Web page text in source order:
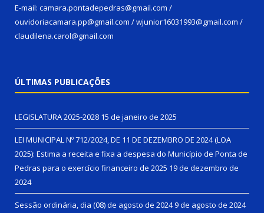
E-mail: camara.pontadepedras@gmail.com /
ouvidoriacamara.pp@gmail.com / wjunior16031993@gmail.com /
claudilena.carol@gmail.com
ÚLTIMAS PUBLICAÇÕES
LEGISLATURA 2025-2028 15 de janeiro de 2025
LEI MUNICIPAL Nº 712/2024, DE 11 DE DEZEMBRO DE 2024 (LOA
2025): Estima a receita e fixa a despesa do Município de Ponta de
Pedras para o exercício financeiro de 2025 19 de dezembro de
2024
Sessão ordinária, dia (08) de agosto de 20249 de agosto de 2024